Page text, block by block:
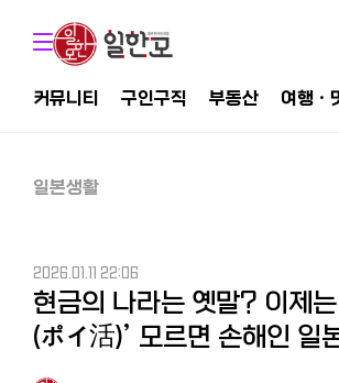
커뮤니티 구인구직 부동산 여행ㆍ
일본생활
2026.01.11 22:06
현금의 나라는 옛말? 이제
(ポイ活)’ 모르면 손해인 일